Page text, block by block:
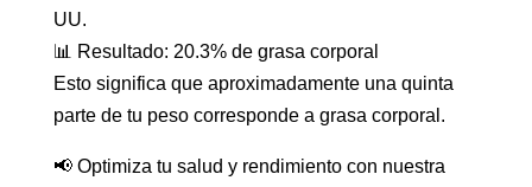
UU.
📊 Resultado: 20.3% de grasa corporal
Esto significa que aproximadamente una quinta
parte de tu peso corresponde a grasa corporal.
📢 Optimiza tu salud y rendimiento con nuestra